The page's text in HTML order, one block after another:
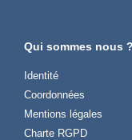
Qui sommes nous ?
Identité
Coordonnées
Mentions légales
Charte RGPD